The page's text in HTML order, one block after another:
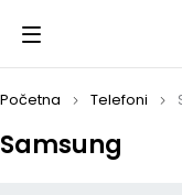
Samsung
Početna Telefoni